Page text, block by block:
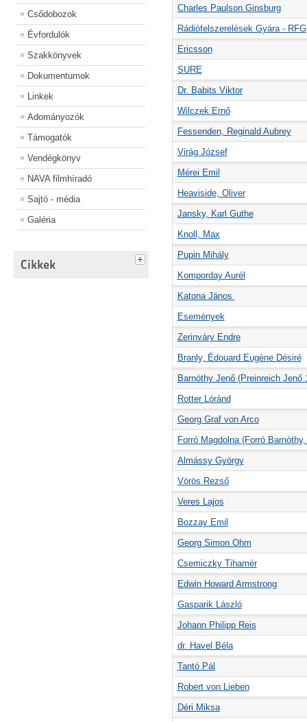
Csődobozok
Évfordulók
Szakkönyvek
Dokumentumok
Linkek
Adományozók
Támogatók
Vendégkönyv
NAVA filmhíradó
Sajtó - média
Galéria
Cikkek
Charles Paulson Ginsburg
Rádiófelszerelések Gyára - RFG
Ericsson
SURE
Dr. Babits Viktor
Wilczek Ernő
Fessenden, Reginald Aubrey
Virág József
Mérei Emil
Heaviside, Oliver
Jansky, Karl Guthe
Knoll, Max
Pupin Mihály
Komporday Aurél
Katona János
Események
Zerinváry Endre
Branly, Édouard Eugène Désiré
Barnóthy Jenő (Preinreich Jenő
Rotter Lóránd
Georg Graf von Arco
Forró Magdolna (Forró
Almássy György
Vörös Rezső
Veres Lajos
Bozzay Emil
Georg Simon Ohm
Csemiczky Tihamér
Edwin Howard Armstrong
Gasparik László
Johann Philipp Reis
dr. Havel Béla
Tantó Pál
Robert von Lieben
Déri Miksa